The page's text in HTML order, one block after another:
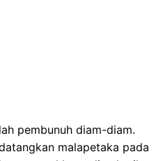
pembunuh diam-diam.
malapetaka pada